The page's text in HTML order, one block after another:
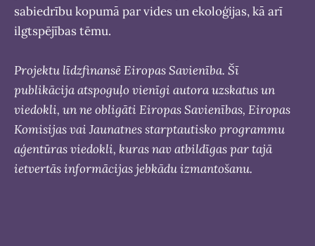
sabiedrību kopumā par vides un ekoloģijas, kā arī
ilgtspējības tēmu.
Projektu līdzfinansē Eiropas Savienība. Šī
publikācija atspoguļo vienīgi autora uzskatus un
viedokli, un ne obligāti Eiropas Savienības, Eiropas
Komisijas vai Jaunatnes starptautisko programmu
aģentūras viedokli, kuras nav atbildīgas par tajā
ietvertās informācijas jebkādu izmantošanu.